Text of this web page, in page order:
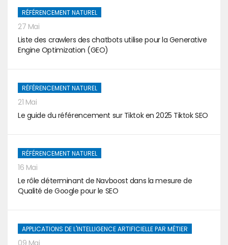
RÉFÉRENCEMENT NATUREL
27 Mai
Liste des crawlers des chatbots utilise pour la Generative
Engine Optimization (GEO)
RÉFÉRENCEMENT NATUREL
21 Mai
Le guide du référencement sur Tiktok en 2025 Tiktok SEO
RÉFÉRENCEMENT NATUREL
16 Mai
Le rôle déterminant de Navboost dans la mesure de
Qualité de Google pour le SEO
APPLICATIONS DE L'INTELLIGENCE ARTIFICIELLE PAR MÉTIER
09 Mai